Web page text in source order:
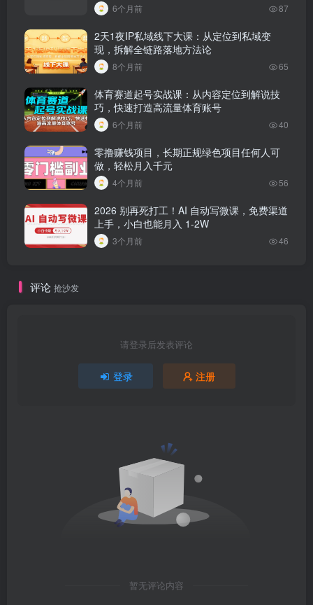
6个月前 87
2天1夜IP私域线下大课：从定位到私域变
现，拆解全链路落地方法论
8个月前 65
体育赛道起号实战课：从内容定位到解说技
巧，快速打造高流量体育账号
6个月前 40
零撸赚钱项目，长期正规绿色项目任何人可
做，轻松月入千元
4个月前 56
2026 别再死打工！AI 自动写微课，免费渠道
上手，小白也能月入 1-2W
3个月前 46
评论 抢沙发
请登录后发表评论
登录 注册
暂无评论内容